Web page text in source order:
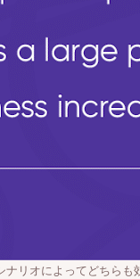
ナリオによってどちらも